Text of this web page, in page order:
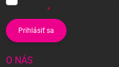
Prihlásiť sa
O NÁS